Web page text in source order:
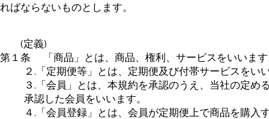
ればならないものとします。
(定義)
第１条 「商品」とは、商品、権利、サービスをいいま
２.「定期便等」とは、定期便及び付帯サービスをい
３.「会員」とは、本規約を承認のうえ、当社の定
承認した会員をいいます。
４.「会員登録」とは、会員が定期便上で商品を購